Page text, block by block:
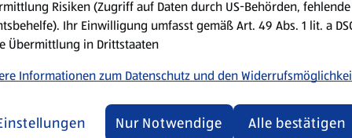
schmackhafte Beilagenserviert. Da Lamm hervorragend mit
sich an Wasabi-Lamm mit feuriger Curry-Soße.
Beilagen auf den Tisch kommen. Hier bieten sich unter
die vorgekochten Kartoffeln in Alufolie einwickeln und mit
Risiken (Zugriff auf Daten durch US-Behörden, fehlende
Ihr Einwilligung umfasst gemäß Art. 49 Abs. 1 lit. a
Übermittlung in Drittstaaten
Informationen zum Datenschutz und den
Nur Notwendige Alle bestätigen